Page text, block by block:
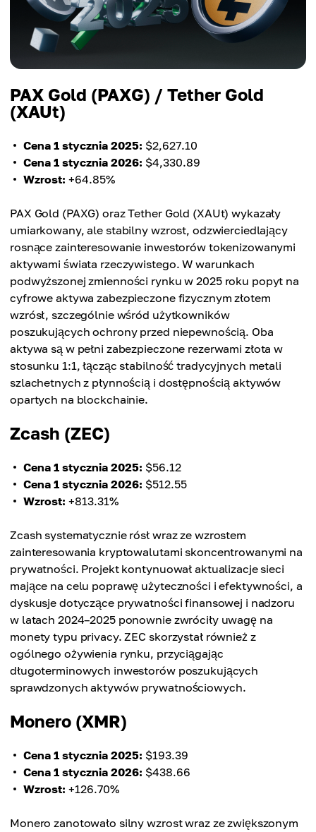
Wzrost procentowy
+822.03%
PAX Gold (PAXG) / Tether Gold
(XAUt)
Cena 1 stycznia 2025: $2,627.10
Cena 1 stycznia 2026: $4,330.89
Wzrost: +64.85%
PAX Gold (PAXG) oraz Tether Gold (XAUt) wykazały
umiarkowany, ale stabilny wzrost, odzwierciedlający
rosnące zainteresowanie inwestorów tokenizowanymi
aktywami świata rzeczywistego. W warunkach
podwyższonej zmienności rynku w 2025 roku popyt na
cyfrowe aktywa zabezpieczone fizycznym złotem
wzrósł, szczególnie wśród użytkowników
poszukujących ochrony przed niepewnością. Oba
aktywa są w pełni zabezpieczone rezerwami złota w
stosunku 1:1, łącząc stabilność tradycyjnych metali
szlachetnych z płynnością i dostępnością aktywów
opartych na blockchainie.
Zcash (ZEC)
Cena 1 stycznia 2025: $56.12
Cena 1 stycznia 2026: $512.55
Wzrost: +813.31%
Zcash systematycznie rósł wraz ze wzrostem
zainteresowania kryptowalutami skoncentrowanymi na
prywatności. Projekt kontynuował aktualizacje sieci
mające na celu poprawę użyteczności i efektywności, a
dyskusje dotyczące prywatności finansowej i nadzoru
w latach 2024–2025 ponownie zwróciły uwagę na
monety typu privacy. ZEC skorzystał również z
ogólnego ożywienia rynku, przyciągając
długoterminowych inwestorów poszukujących
sprawdzonych aktywów prywatnościowych.
Monero (XMR)
Cena 1 stycznia 2025: $193.39
Cena 1 stycznia 2026: $438.66
Wzrost: +126.70%
Monero zanotowało silny wzrost wraz ze zwiększonym